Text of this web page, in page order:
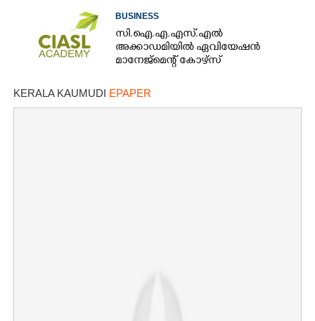
BUSINESS
സി.ഐ.എ.എസ്.എൽ
അക്കാഡമിയിൽ ഏവിയേഷൻ
മാനേജ്മെന്റ് കോഴ്സ്
KERALA KAUMUDI EPAPER